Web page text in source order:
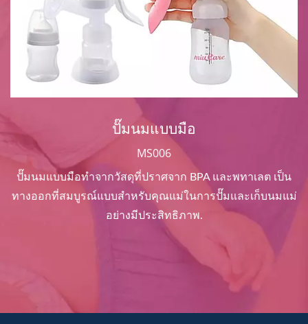
ปั๊มนมแบบมือ
MS006
ปั๊มนมแบบมือทำจากวัสดุที่ปราศจาก BPA และพทาเลต เป็น
ทางออกที่สมบูรณ์แบบสำหรับคุณแม่ในการปั๊มและเก็บนมแม่
อย่างมีประสิทธิภาพ.